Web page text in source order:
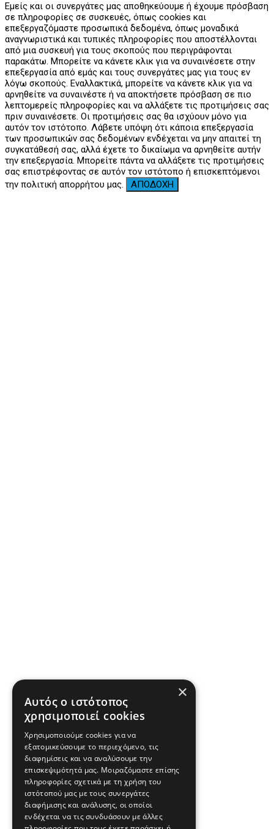
Εμείς και οι συνεργάτες μας αποθηκεύουμε ή έχουμε πρόσβαση
σε πληροφορίες σε συσκευές, όπως cookies και
επεξεργαζόμαστε προσωπικά δεδομένα, όπως μοναδικά
αναγνωριστικά και τυπικές πληροφορίες που αποστέλλονται
από μια συσκευή για τους σκοπούς που περιγράφονται
παρακάτω. Μπορείτε να κάνετε κλικ για να συναινέσετε στην
επεξεργασία από εμάς και τους συνεργάτες μας για τους εν
λόγω σκοπούς. Εναλλακτικά, μπορείτε να κάνετε κλικ για να
αρνηθείτε να συναινέστε ή να αποκτήσετε πρόσβαση σε πιο
λεπτομερείς πληροφορίες και να αλλάξετε τις προτιμήσεις σας
πριν συναινέσετε. Οι προτιμήσεις σας θα ισχύουν μόνο για
αυτόν τον ιστότοπο. Λάβετε υπόψη ότι κάποια επεξεργασία
των προσωπικών σας δεδομένων ενδέχεται να μην απαιτεί τη
συγκατάθεσή σας, αλλά έχετε το δικαίωμα να αρνηθείτε αυτήν
την επεξεργασία. Μπορείτε πάντα να αλλάξετε τις προτιμήσεις
σας επιστρέφοντας σε αυτόν τον ιστότοπο ή επισκεπτόμενοι
την πολιτική απορρήτου μας.
ΑΠΟΔΟΧΗ
×
Αυτός ο ιστότοπος
χρησιμοποιεί cookies
Χρησιμοποιούμε cookies για να
εξατομικεύσουμε το περιεχόμενο, τις
διαφημίσεις και να αναλύσουμε την
επισκεψιμότητά μας. Μοιραζόμαστε επίσης
πληροφορίες σχετικά με τη χρήση του
ιστότοπού μας με τους συνεργάτες
διαφήμισης και ανάλυσης, οι οποίοι
ενδέχεται να τις συνδυάσουν με άλλες